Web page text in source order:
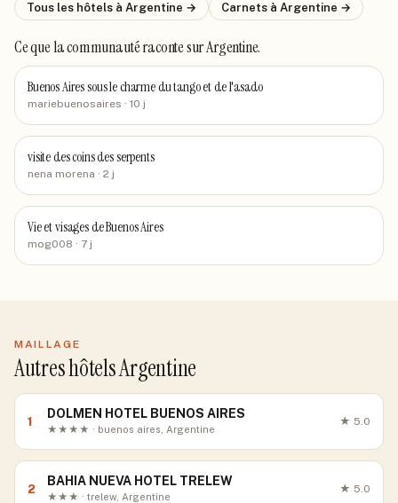
Tous les hôtels à Argentine → Carnets à Argentine →
Ce que la communauté racontesur Argentine.
Buenos Aires sous le charme du tango et de l'asado
mariebuenosaires · 10 j
visite des coins des serpents
nena morena · 2 j
Vie et visages de Buenos Aires
mog008 · 7 j
MAILLAGE
Autres hôtels Argentine
1
DOLMEN HOTEL BUENOS AIRES
★★★★ · buenos aires, Argentine
★ 5.0
2
BAHIA NUEVA HOTEL TRELEW
★★★ · trelew, Argentine
★ 5.0